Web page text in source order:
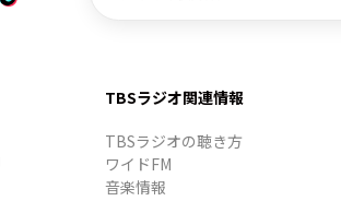
TBSラジオ関連情報
TBSラジオの聴き方
ワイドFM
音楽情報